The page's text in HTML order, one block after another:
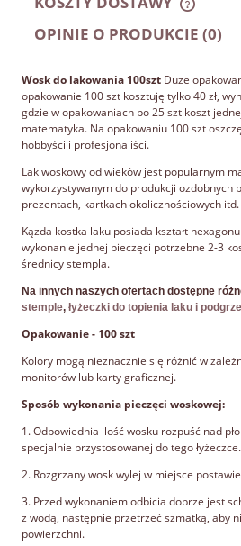
CENA NIE ZAWIERA
PŁATNOŚCI
OPINIE O PRODUKCIE (0)
Wosk do lakowania 100szt Duże
opakowanie 100 szt kosztuję tylko 40 zł,
gdzie w opakowaniach po 25 szt koszt
matematyka. Na opakowaniu 100 szt
hobbyści i profesjonaliści.
Lak woskowy od wieków jest popularnym
wykorzystywanym do produkcji ozdobnych
prezentach, kartkach okolicznościowych itd.
Kązda kostka laku posiada kształt
wykonanie jednej pieczęci potrzebne 2-3
średnicy stempla.
Na innych naszych ofertach dostępne
stemple, łyżeczki do topienia laku i
Opakowanie - 100 szt
Kolory mogą nieznacznie się różnić w
monitorów lub karty graficznej.
Sposób wykonania pieczęci woskowej:
1. Odpowiednia ilość wosku rozpuść nad
specjalnie przystosowanej do tego łyżeczce.
2. Rozgrzany wosk wylej w miejsce
3. Przed wykonaniem odbicia dobrze jest
z wodą, następnie przetrzeć szmatką, aby
powierzchni.